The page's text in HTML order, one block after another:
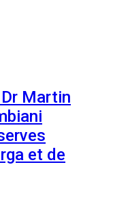
Martin
et de